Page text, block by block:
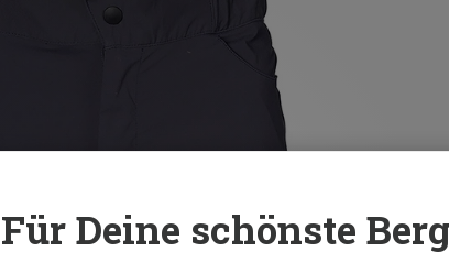
Für Deine schönste